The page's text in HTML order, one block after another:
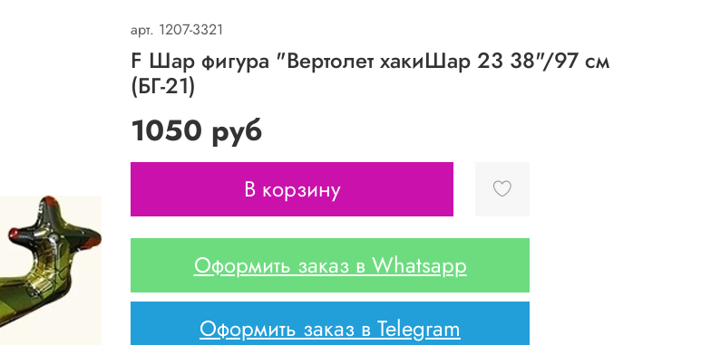
арт. 1207-3321
F Шар фигура "Вертолет хакиШар 23 38"/97 см
(БГ-21)
1050 руб
В корзину
Оформить заказ в Whatsapp
Оформить заказ в Telegram